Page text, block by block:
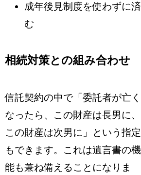
成年後見制度を使わずに済
む
相続対策との組み合わせ
信託契約の中で「委託者が亡く
なったら、この財産は長男に、
この財産は次男に」という指定
もできます。これは遺言書の機
能も兼ね備えることになりま